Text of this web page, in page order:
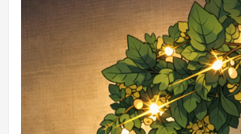
지.. 돌아보니 남편이 뉴질랜드로 오기까지 참
태풍 링링의 ..